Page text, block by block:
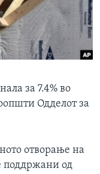
за 7.4% во
Одделот за
отворање на
поддржани од